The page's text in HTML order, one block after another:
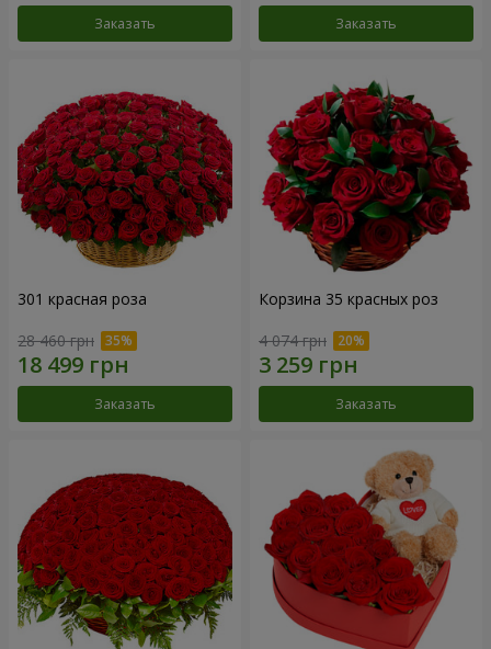
Заказать Заказать
301 красная роза
28 460 грн
Заказать
Корзина 35 красных роз
4 074 грн
Заказать